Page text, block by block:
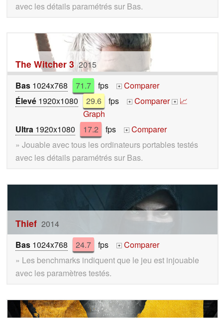
avec les détails paramétrés sur Bas.
The Witcher 3 2015
Bas 1024x768 71.7 fps +
Comparer
Élevé 1920x1080 29.6 fps + Comparer + 📈
Graph
Ultra 1920x1080 17.2 fps +
Comparer
» Jouable avec tous les ordinateurs portables testés
avec les détails paramétrés sur Bas.
Thief 2014
Bas 1024x768 24.7 fps +
Comparer
» Les benchmarks indiquent que le jeu est injouable
avec les paramètres testés.